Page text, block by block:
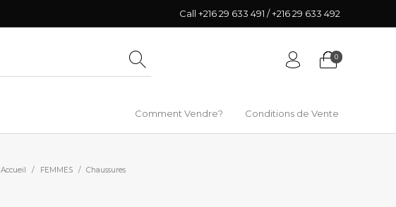
Call +216 29 633 491 / +216 29 633 492
0
Comment Vendre? Conditions de Vente
Accueil / FEMMES / Chaussures